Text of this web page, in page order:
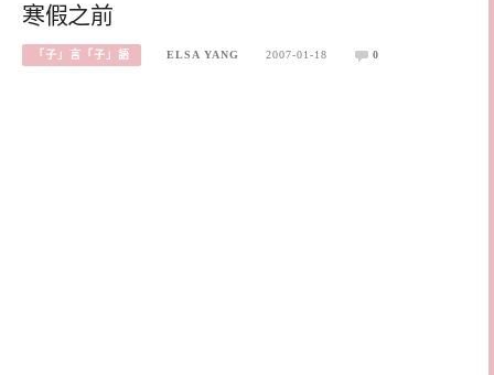
寒假之前
「子」言「子」語 ELSA YANG 2007-01-18 0